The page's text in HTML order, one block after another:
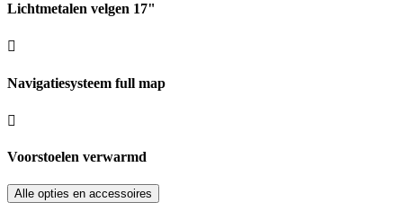
Lichtmetalen velgen 17"
Navigatiesysteem full map
Voorstoelen verwarmd
Alle opties en accessoires